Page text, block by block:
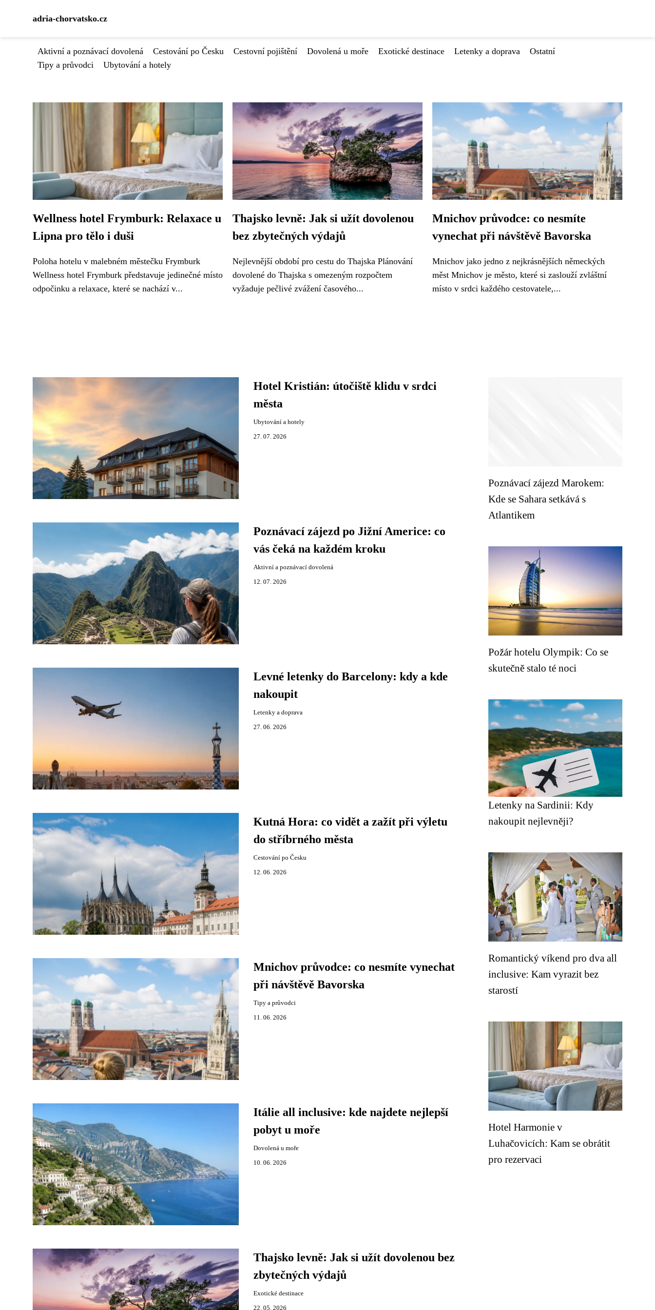
adria-chorvatsko.cz
Aktivní a poznávací dovolená Cestování po Česku Cestovní pojištění Dovolená u moře Exotické destinace Letenky a doprava
Ostatní
Tipy a průvodci
Ubytování a hotely
Wellness hotel Frymburk: Relaxace u
Lipna pro tělo i duši
Poloha hotelu v malebném městečku Frymburk
Wellness hotel Frymburk představuje jedinečné místo
odpočinku a relaxace, které se nachází v...
Thajsko levně: Jak si užít dovolenou
bez zbytečných výdajů
Nejlevnější období pro cestu do Thajska Plánování
dovolené do Thajska s omezeným rozpočtem
vyžaduje pečlivé zvážení časového...
Mnichov průvodce: co nesmíte
vynechat při návštěvě Bavorska
Mnichov jako jedno z nejkrásnějších německých
měst Mnichov je město, které si zaslouží zvláštní
místo v srdci každého cestovatele,...
Hotel Kristián: útočiště klidu v srdci
města
Ubytování a hotely
27. 07. 2026
Poznávací zájezd po Jižní Americe: co
vás čeká na každém kroku
Aktivní a poznávací dovolená
12. 07. 2026
Levné letenky do Barcelony: kdy a kde
nakoupit
Letenky a doprava
27. 06. 2026
Kutná Hora: co vidět a zažít při výletu
do stříbrného města
Cestování po Česku
12. 06. 2026
Mnichov průvodce: co nesmíte vynechat
při návštěvě Bavorska
Tipy a průvodci
11. 06. 2026
Itálie all inclusive: kde najdete nejlepší
pobyt u moře
Dovolená u moře
10. 06. 2026
Thajsko levně: Jak si užít dovolenou bez
zbytečných výdajů
Exotické destinace
22. 05. 2026
Poznávací zájezd Marokem:
Kde se Sahara setkává s
Atlantikem
Požár hotelu Olympik: Co se
skutečně stalo té noci
Letenky na Sardinii: Kdy
nakoupit nejlevněji?
Romantický víkend pro dva all
inclusive: Kam vyrazit bez
starostí
Hotel Harmonie v
Luhačovicích: Kam se obrátit
pro rezervaci